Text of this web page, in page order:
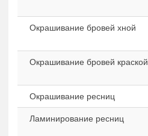
Окрашивание бровей хной
Окрашивание бровей краской
Окрашивание ресниц
Ламинирование ресниц